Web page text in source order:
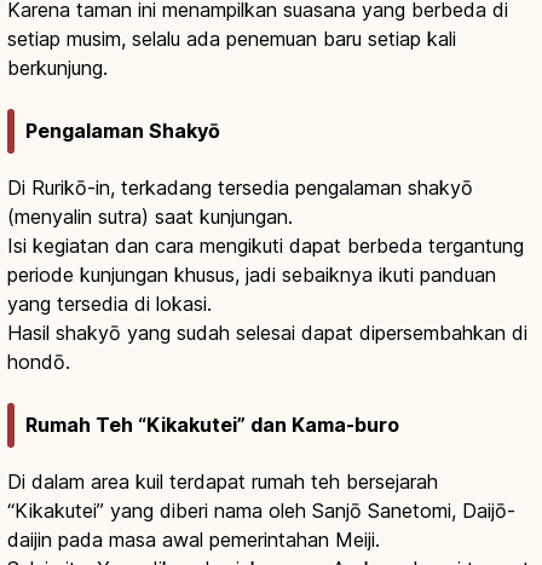
Karena taman ini menampilkan suasana yang berbeda di
setiap musim, selalu ada penemuan baru setiap kali
berkunjung.
Pengalaman Shakyō
Di Rurikō-in, terkadang tersedia pengalaman shakyō
(menyalin sutra) saat kunjungan.
Isi kegiatan dan cara mengikuti dapat berbeda tergantung
periode kunjungan khusus, jadi sebaiknya ikuti panduan
yang tersedia di lokasi.
Hasil shakyō yang sudah selesai dapat dipersembahkan di
hondō.
Rumah Teh “Kikakutei” dan Kama-buro
Di dalam area kuil terdapat rumah teh bersejarah
“Kikakutei” yang diberi nama oleh Sanjō Sanetomi, Daijō-
daijin pada masa awal pemerintahan Meiji.